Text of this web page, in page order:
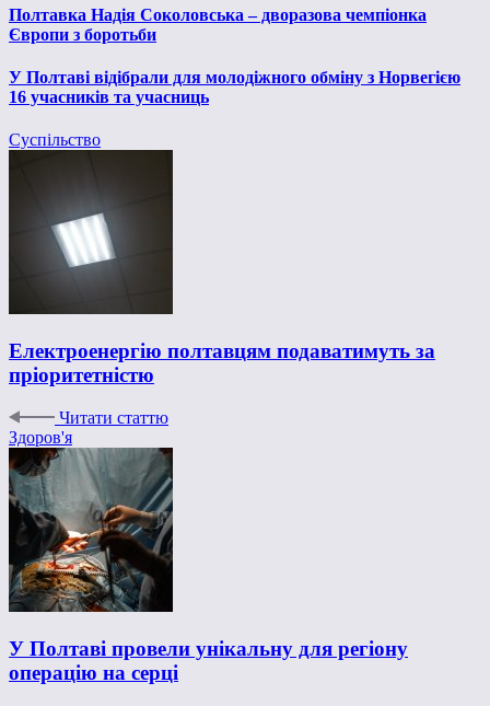
Полтавка Надія Соколовська – дворазова чемпіонка
Європи з боротьби
У Полтаві відібрали для молодіжного обміну з Норвегією
16 учасників та учасниць
Суспільство
Електроенергію полтавцям подаватимуть за
пріоритетністю
Читати статтю
Здоров'я
У Полтаві провели унікальну для регіону
операцію на серці